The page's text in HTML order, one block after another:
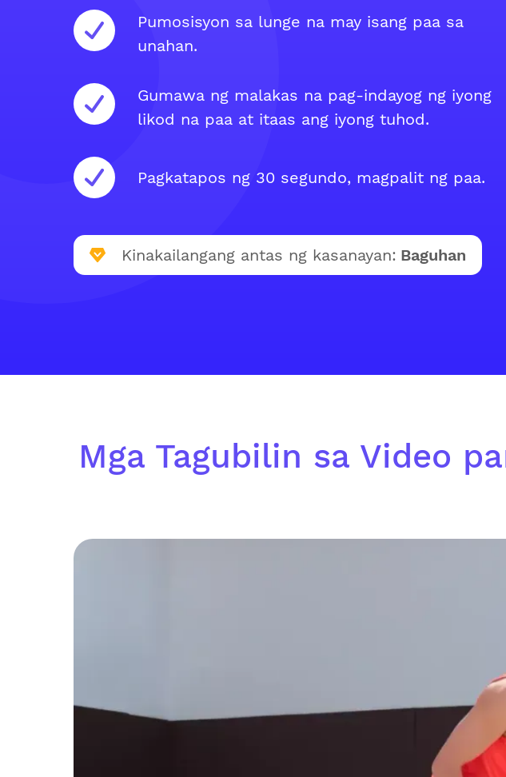
Pumosisyon sa lunge na may isang paa sa
unahan.
Gumawa ng malakas na pag-indayog ng iyong
likod na paa at itaas ang iyong tuhod.
Pagkatapos ng 30 segundo, magpalit ng paa.
Kinakailangang antas ng kasanayan: Baguhan
Mga Tagubilin sa Video